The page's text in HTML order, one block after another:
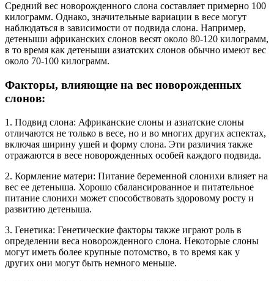
Средний вес новорожденного слона составляет примерно 100
килограмм. Однако, значительные вариации в весе могут
наблюдаться в зависимости от подвида слона. Например,
детеныши африканских слонов весят около 80-120 килограмм,
в то время как детеныши азиатских слонов обычно имеют вес
около 70-100 килограмм.
Факторы, влияющие на вес новорожденных
слонов:
1. Подвид слона: Африканские слоны и азиатские слоны
отличаются не только в весе, но и во многих других аспектах,
включая ширину ушей и форму слона. Эти различия также
отражаются в весе новорожденных особей каждого подвида.
2. Кормление матери: Питание беременной слонихи влияет на
вес ее детеныша. Хорошо сбалансированное и питательное
питание слонихи может способствовать здоровому росту и
развитию детеныша.
3. Генетика: Генетические факторы также играют роль в
определении веса новорожденного слона. Некоторые слоны
могут иметь более крупные потомство, в то время как у
других они могут быть немного меньше.